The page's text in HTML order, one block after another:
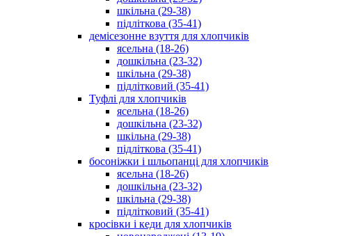
шкільна (29-38)
підліткова (35-41)
демісезонне взуття для хлопчиків
ясельна (18-26)
дошкільна (23-32)
шкільна (29-38)
підлітковий (35-41)
Туфлі для хлопчиків
ясельна (18-26)
дошкільна (23-32)
шкільна (29-38)
підліткова (35-41)
босоніжки і шльопанці для хлопчиків
ясельна (18-26)
дошкільна (23-32)
шкільна (29-38)
підлітковий (35-41)
кросівки і кеди для хлопчиків